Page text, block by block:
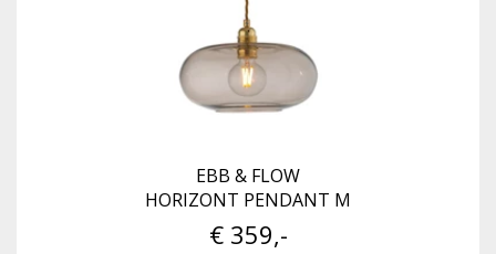
EBB & FLOW
HORIZONT PENDANT M
€ 359,-